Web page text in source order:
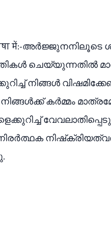
में:-
ചെയ്യുന്നതിൽ
നിങ്ങൾ
കർമ്മം